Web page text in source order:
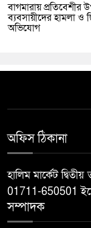
বাগমারায় প্রতিবেশীর
ব্যবসায়ীদের হামলা ও
অভিযোগ
অফিস ঠিকানা
হালিম মার্কেট
01711-650501
সম্পাদক